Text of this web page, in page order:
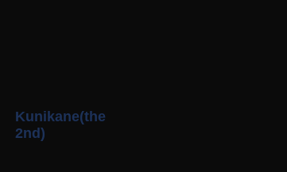
Kunikane(the
2nd)